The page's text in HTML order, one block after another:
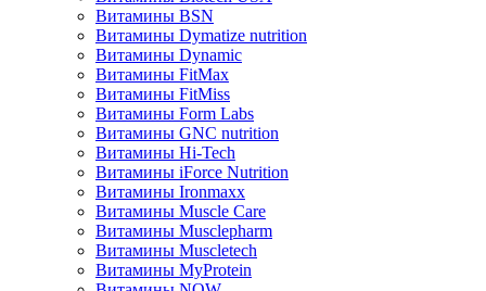
Витамины BSN
Витамины Dymatize nutrition
Витамины Dynamic
Витамины FitMax
Витамины FitMiss
Витамины Form Labs
Витамины GNC nutrition
Витамины Hi-Tech
Витамины iForce Nutrition
Витамины Ironmaxx
Витамины Muscle Care
Витамины Musclepharm
Витамины Muscletech
Витамины MyProtein